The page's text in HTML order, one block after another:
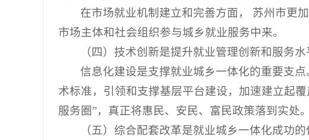
在市场就业机制建立和完善方面， 苏州市更
市场主体和社会组织参与城乡就业服务中来。
（四）技术创新是提升就业管理创新和服务
信息化建设是支撑就业城乡一体化的重要支
术标准，引领和支撑基层平台建设，加速建立起
服务圈”，真正将惠民、安民、富民政策落到实处。
（五）综合配套改革是就业城乡一体化成功的